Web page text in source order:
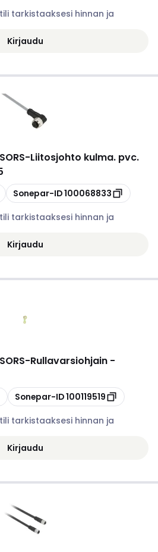
tarkistaaksesi hinnan ja
Kirjaudu
-Liitosjohto kulma. pvc.
Kopioi
Sonepar-ID100068833
tarkistaaksesi hinnan ja
Kirjaudu
-Rullavarsiohjain -
Kopioi
Sonepar-ID100119519
tarkistaaksesi hinnan ja
Kirjaudu